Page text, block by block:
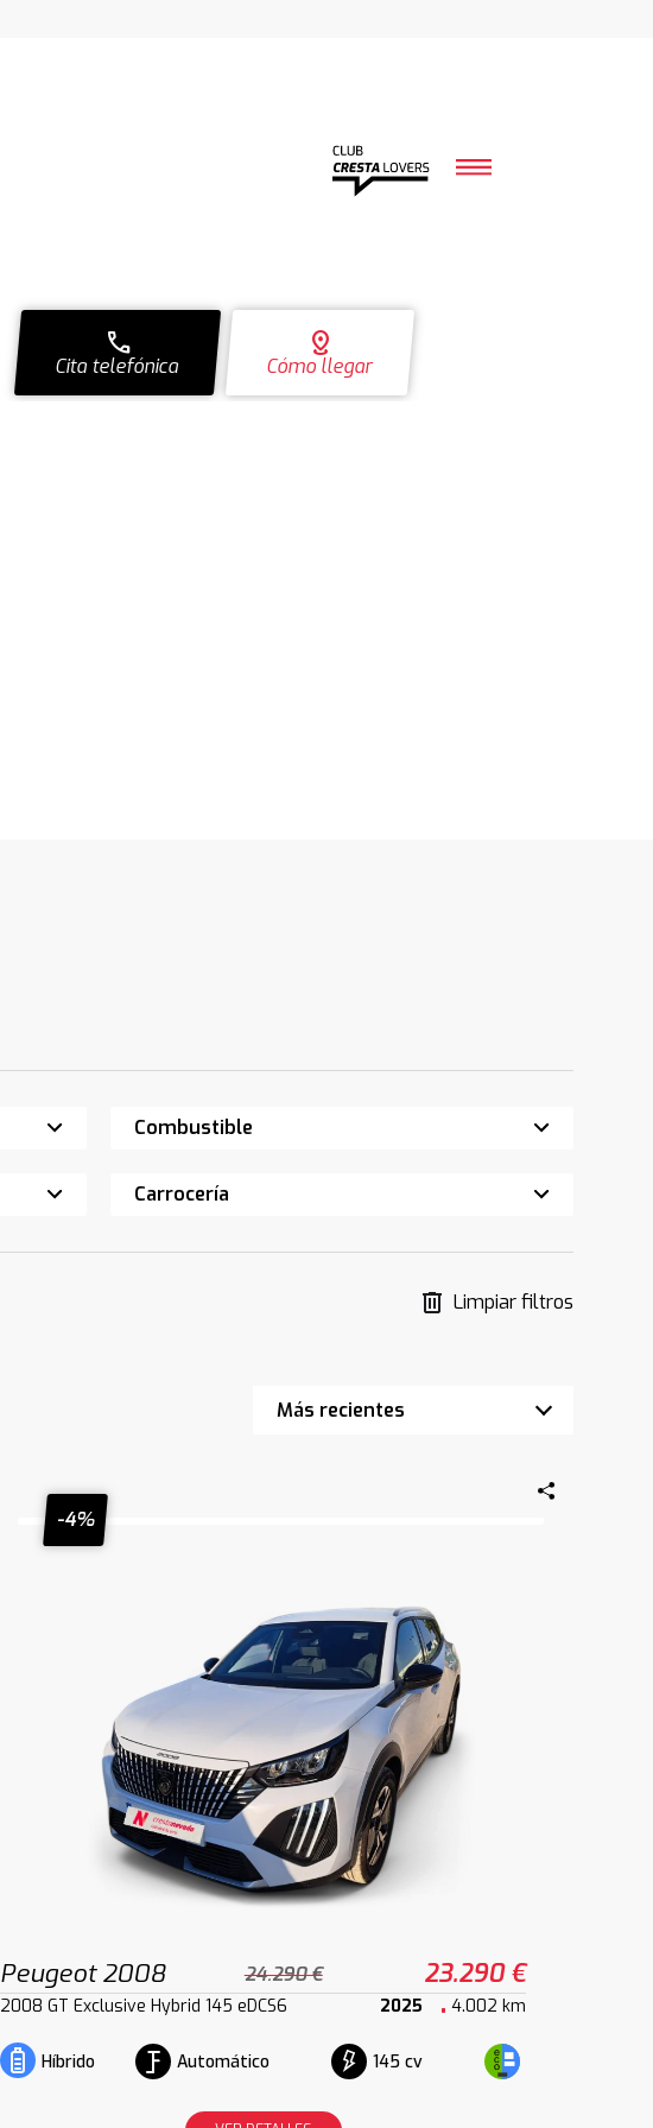
distance
Cómo llegar
call
Cita telefónica
Combustible
Carrocería
Limpiar filtros
-4%
Peugeot 2008 24.290 € 23.290 €
2008 GT Exclusive Hybrid 145 eDCS6 2025 4.002 km
Híbrido Automático 145 cv